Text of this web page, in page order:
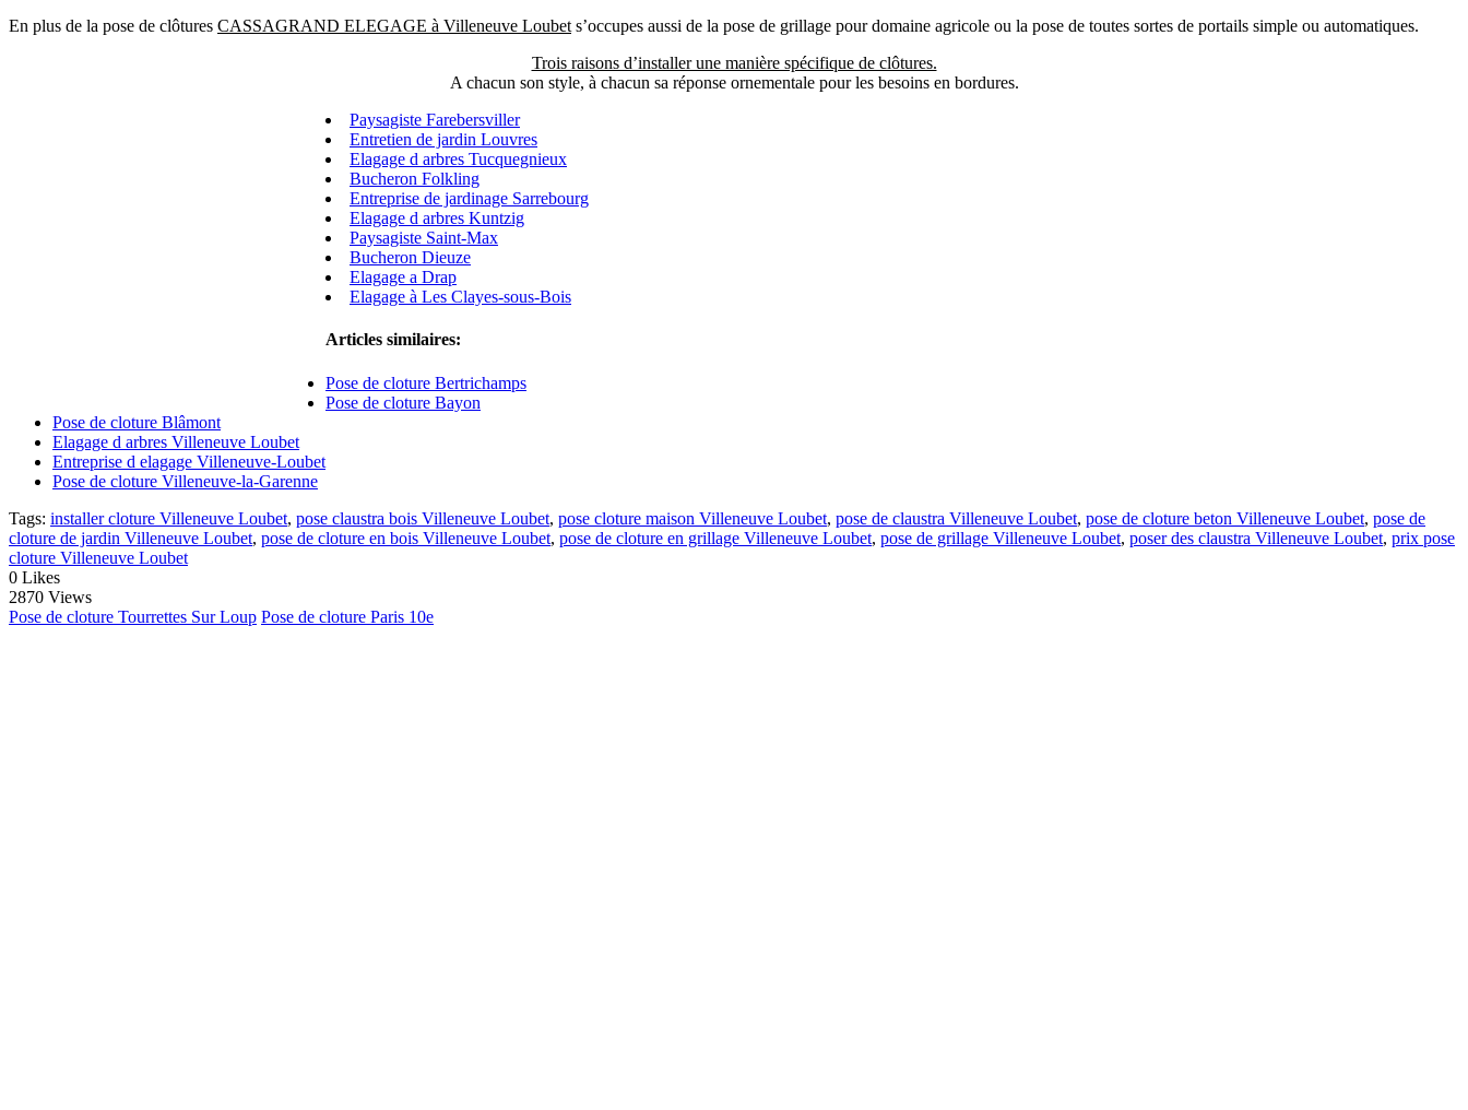
En plus de la pose de clôtures CASSAGRAND ELEGAGE à Villeneuve Loubet s’occupes aussi de la pose de grillage pour domaine agricole ou la pose de toutes sortes de portails simple ou automatiques.
Trois raisons d’installer une manière spécifique de clôtures.
A chacun son style, à chacun sa réponse ornementale pour les besoins en bordures.
Paysagiste Farebersviller
Entretien de jardin Louvres
Elagage d arbres Tucquegnieux
Bucheron Folkling
Entreprise de jardinage Sarrebourg
Elagage d arbres Kuntzig
Paysagiste Saint-Max
Bucheron Dieuze
Elagage a Drap
Elagage à Les Clayes-sous-Bois
Articles similaires:
Pose de cloture Bertrichamps
Pose de cloture Bayon
Pose de cloture Blâmont
Elagage d arbres Villeneuve Loubet
Entreprise d elagage Villeneuve-Loubet
Pose de cloture Villeneuve-la-Garenne
Tags: installer cloture Villeneuve Loubet, pose claustra bois Villeneuve Loubet, pose cloture maison Villeneuve Loubet, pose de claustra Villeneuve Loubet, pose de cloture beton Villeneuve Loubet, pose de
cloture de jardin Villeneuve Loubet, pose de cloture en bois Villeneuve Loubet, pose de cloture en grillage Villeneuve Loubet, pose de grillage Villeneuve Loubet, poser des claustra Villeneuve Loubet, prix pose
cloture Villeneuve Loubet
0 Likes
2870 Views
Pose de cloture Tourrettes Sur Loup Pose de cloture Paris 10e